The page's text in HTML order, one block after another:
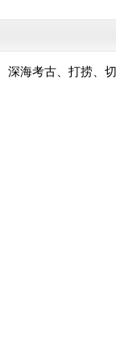
深海考古、打捞、